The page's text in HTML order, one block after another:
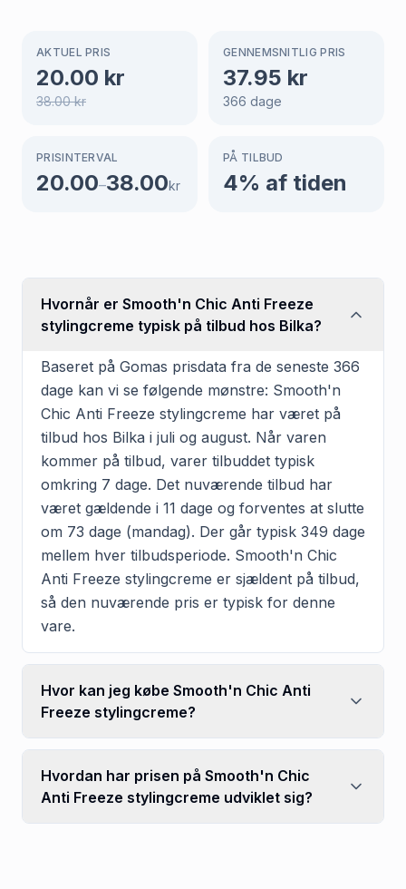
AKTUEL PRIS
20.00 kr
38.00kr
GENNEMSNITLIG PRIS
37.95 kr
366 dage
PRISINTERVAL
20.00–38.00kr
PÅ TILBUD
4% af tiden
Hvornår er Smooth'n Chic Anti Freeze
stylingcreme typisk på tilbud hos Bilka?
Baseret på Gomas prisdata fra de seneste 366
dage kan vi se følgende mønstre: Smooth'n
Chic Anti Freeze stylingcreme har været på
tilbud hos Bilka i juli og august. Når varen
kommer på tilbud, varer tilbuddet typisk
omkring 7 dage. Det nuværende tilbud har
været gældende i 11 dage og forventes at slutte
om 73 dage (mandag). Der går typisk 349 dage
mellem hver tilbudsperiode. Smooth'n Chic
Anti Freeze stylingcreme er sjældent på tilbud,
så den nuværende pris er typisk for denne
vare.
Hvor kan jeg købe Smooth'n Chic Anti
Freeze stylingcreme?
Hvordan har prisen på Smooth'n Chic
Anti Freeze stylingcreme udviklet sig?